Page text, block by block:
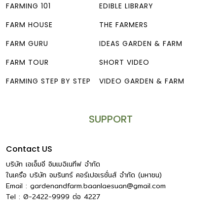
FARMING 101
FARM HOUSE
FARM GURU
FARM TOUR
FARMING STEP BY STEP
EDIBLE LIBRARY
THE FARMERS
IDEAS GARDEN & FARM
SHORT VIDEO
VIDEO GARDEN & FARM
SUPPORT
Contact US
บริษัท เอเอ็มอี อิมเมจิเนทีฟ จำกัด
ในเครือ บริษัท อมรินทร์ คอร์เปอเรชั่นส์ จำกัด (มหาชน)
Email : gardenandfarm.baanlaesuan@gmail.com
Tel : 0-2422-9999 ต่อ 4227